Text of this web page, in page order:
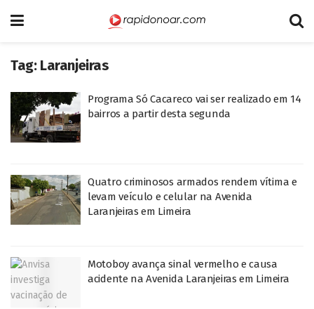
Tag: Laranjeiras
Programa Só Cacareco vai ser realizado em 14
bairros a partir desta segunda
Quatro criminosos armados rendem vítima e
levam veículo e celular na Avenida
Laranjeiras em Limeira
Motoboy avança sinal vermelho e causa
acidente na Avenida Laranjeiras em Limeira